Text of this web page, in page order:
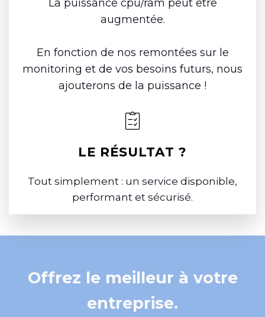
La puissance cpu/ram peut être
augmentée.
En fonction de nos remontées sur le
monitoring et de vos besoins futurs, nous
ajouterons de la puissance !
LE RÉSULTAT ?
Tout simplement : un service disponible,
performant et sécurisé.
Offrez le meilleur à votre
entreprise.